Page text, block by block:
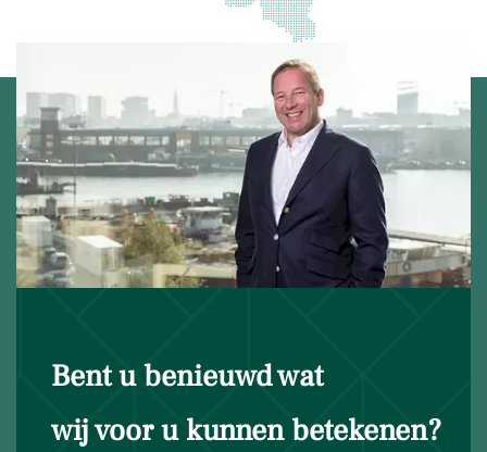
Bent u benieuwd wat
wij voor u kunnen betekenen?